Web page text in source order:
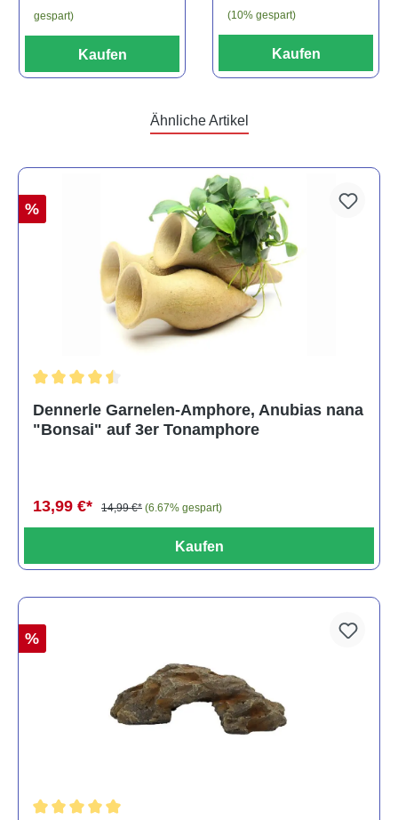
gespart)
Kaufen
(10% gespart)
Kaufen
Ähnliche Artikel
%
Dennerle Garnelen-Amphore, Anubias nana
"Bonsai" auf 3er Tonamphore
13,99 €* 14,99 €* (6.67% gespart)
Kaufen
%